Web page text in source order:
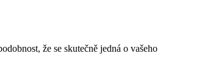
že se skutečně jedná o vašeho